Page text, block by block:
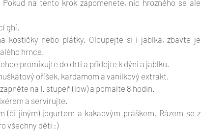
na tento krok zapomenete, nic hrozného se ale
ghí.
kostičky nebo plátky. Oloupejte si i jablka, zbavte je
hrnce.
promixujte do drti a přidejte k dýni a jablku.
oříšek, kardamom a vanilkový extrakt.
na I. stupeň (low) a pomalte 8 hodin.
a servírujte.
(či jiným) jogurtem a kakaovým práškem. Rázem se z
všechny děti :)